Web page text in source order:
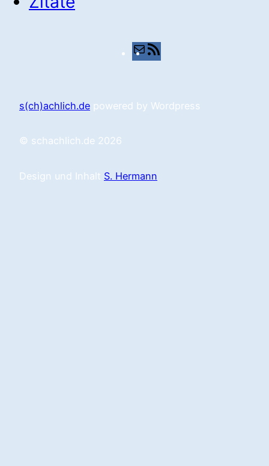
E-
s(ch)achlich.de powered by Wordpress
© schachlich.de 2026
Design und Inhalt S. Hermann